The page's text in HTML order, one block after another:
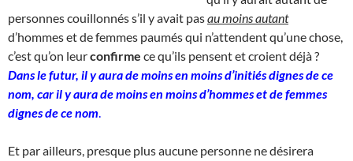
personnes couillonnés s’il y avait pasau moins autant
d’hommes et de femmes paumés qui n’attendent qu’une chose,
c’est qu’on leurconfirme ce qu’ils pensent et croient déjà ?
Dans le futur, il y aura de moins en moins d’initiés dignes de ce
nom, car il y aura de moins en moins d’hommes et de femmes
dignes de ce nom
Et par ailleurs, presque plus aucune personne ne désirera